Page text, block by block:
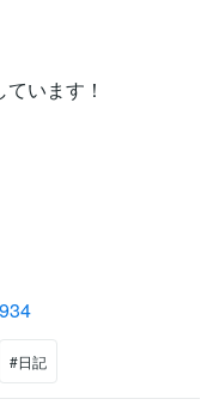
います！
#日記